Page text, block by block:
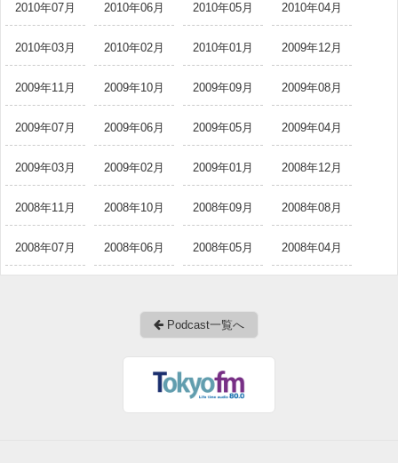
2010年07月 2010年06月 2010年05月 2010年04月
2010年03月 2010年02月 2010年01月 2009年12月
2009年11月 2009年10月 2009年09月 2009年08月
2009年07月 2009年06月 2009年05月 2009年04月
2009年03月 2009年02月 2009年01月 2008年12月
2008年11月 2008年10月 2008年09月 2008年08月
2008年07月 2008年06月 2008年05月 2008年04月
Podcast一覧へ